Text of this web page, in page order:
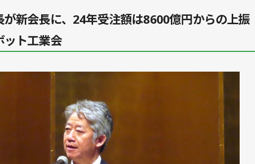
新会長に、24年受注額は8600億円からの上振
ット工業会